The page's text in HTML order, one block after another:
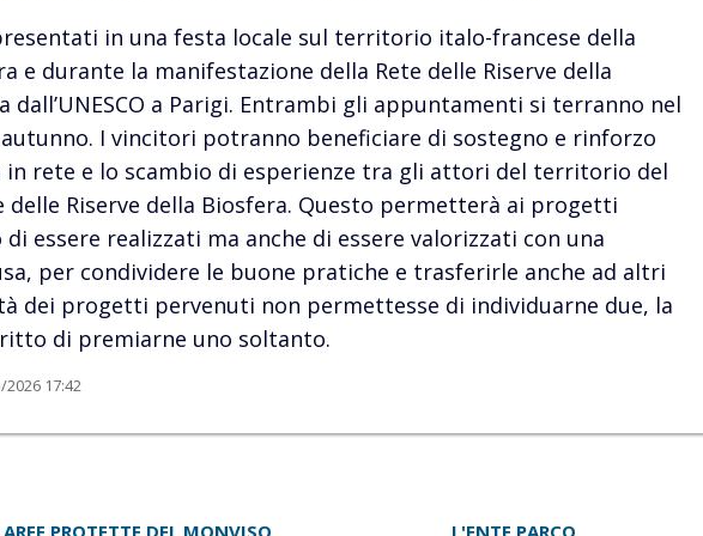
in una festa locale sul territorio italo-francese della
e durante la manifestazione della Rete delle Riserve della
dall’UNESCO a Parigi. Entrambi gli appuntamenti si terranno nel
I vincitori potranno beneficiare di sostegno e rinforzo
in rete e lo scambio di esperienze tra gli attori del territorio del
delle Riserve della Biosfera. Questo permetterà ai progetti
essere realizzati ma anche di essere valorizzati con una
per condividere le buone pratiche e trasferirle anche ad altri
dei progetti pervenuti non permettesse di individuarne due, la
di premiarne uno soltanto.
17:42
PROTETTE DEL MONVISO L'ENTE PARCO